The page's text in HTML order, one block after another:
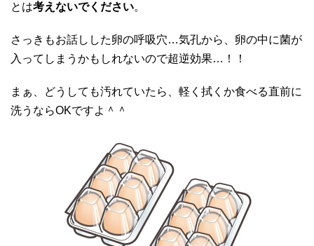
とは考えないでください。
さっきもお話しした卵の呼吸穴…気孔から、卵の中に菌が
入ってしまうかもしれないので超逆効果…！！
まぁ、どうしても汚れていたら、軽く拭くか食べる直前に
洗うならOKですよ＾＾